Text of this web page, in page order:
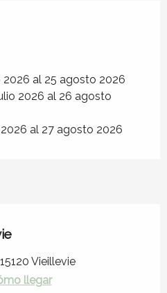
al 25 agosto 2026
2026 al 26 agosto
al 27 agosto 2026
Vieillevie
llegar